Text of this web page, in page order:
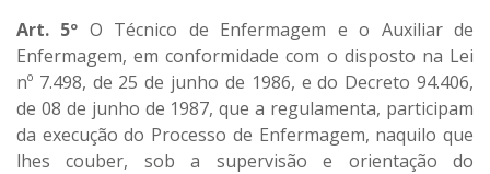
Art. 5º O Técnico de Enfermagem e o Auxiliar de
Enfermagem, em conformidade com o disposto na Lei
nº 7.498, de 25 de junho de 1986, e do Decreto 94.406,
de 08 de junho de 1987, que a regulamenta, participam
da execução do Processo de Enfermagem, naquilo que
lhes couber, sob a supervisão e orientação do